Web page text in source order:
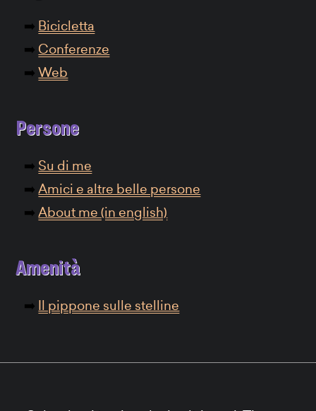
Bicicletta
Conferenze
Web
Persone
Su di me
Amici e altre belle persone
About me (in english)
Amenità
Il pippone sulle stelline